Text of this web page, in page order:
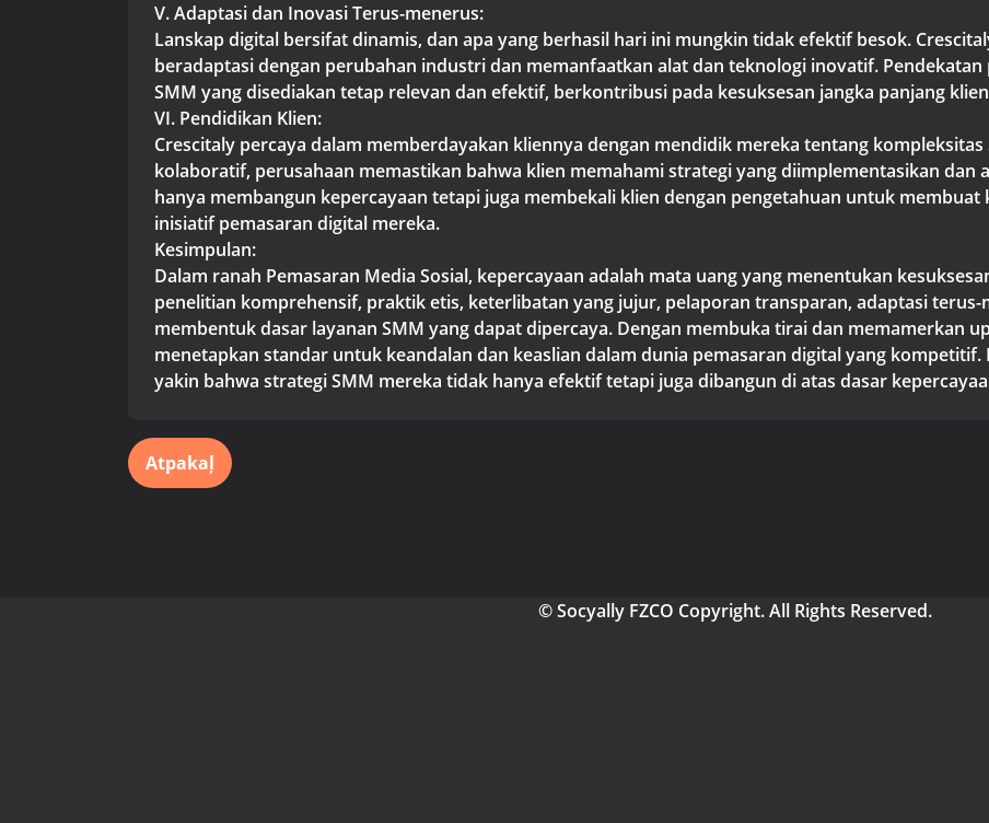
V. Adaptasi dan Inovasi Terus-menerus:
Lanskap digital bersifat dinamis, dan apa yang berhasil hari ini mungkin tidak efektif besok.
beradaptasi dengan perubahan industri dan memanfaatkan alat dan teknologi inovatif.
SMM yang disediakan tetap relevan dan efektif, berkontribusi pada kesuksesan jangka panjang
VI. Pendidikan Klien:
Crescitaly percaya dalam memberdayakan kliennya dengan mendidik mereka tentang
kolaboratif, perusahaan memastikan bahwa klien memahami strategi yang diimplementasikan dan
hanya membangun kepercayaan tetapi juga membekali klien dengan pengetahuan untuk
inisiatif pemasaran digital mereka.
Kesimpulan:
Dalam ranah Pemasaran Media Sosial, kepercayaan adalah mata uang yang menentukan
penelitian komprehensif, praktik etis, keterlibatan yang jujur, pelaporan transparan, adaptasi
membentuk dasar layanan SMM yang dapat dipercaya. Dengan membuka tirai dan memamerkan
menetapkan standar untuk keandalan dan keaslian dalam dunia pemasaran digital yang
yakin bahwa strategi SMM mereka tidak hanya efektif tetapi juga dibangun di atas dasar
Atpakaļ
© Socyally FZCO Copyright. All Rights Reserved.